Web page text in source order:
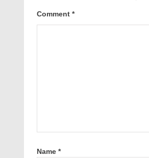
Comment *
Name *